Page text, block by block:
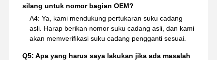
silang untuk nomor bagian OEM?
A4: Ya, kami mendukung pertukaran suku cadang
asli. Harap berikan nomor suku cadang asli, dan kami
akan memverifikasi suku cadang pengganti sesuai.
Q5: Apa yang harus saya lakukan jika ada masalah